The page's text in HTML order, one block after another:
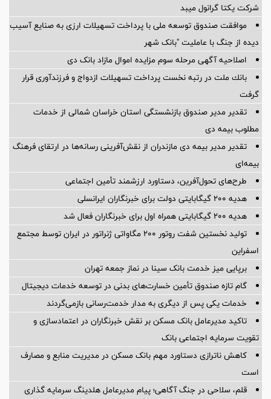
شرکت یکتا گرانول میبد
موافقت صندوق توسعه ملی با پرداخت تسهیلات ارزی به صنایع آسیب
دیده از جنگ با عاملیت "بانک شهر
اصلاحیه آگهی مرحله سوم مزایده اموال مازاد بانک دی
بانك ملت در رتبه نخست پرداخت تسهیلات ازدواج و فرزندآوری قرار
گرفت
تقدیر مدیر صندوق بازنشستگی استان خراسان شمالی از خدمات
مطلوب بیمه دی
تقدیر مدیر بیمه دی مازندران از نقش‌آفرینی رسانه‌ها در ارتقای فرهنگ
بیمه‌ای
طرح‌های تحول‌آفرین، دستاورد ارزشمند تأمین اجتماعی
هدیه ۲۰۰ گیگابایتی دولت برای خبرنگاران ایرانسلی
هدیه ۲۰۰ گیگابایتی همراه اول برای خبرنگاران فعال شد
تولید نخستین شفت روتور ۲۰۰ مگاواتی ژنراتور در ایران توسط مجتمع
اسفراین
برپایی میز خدمت بانک سینا در نماز جمعه تهران
گام تازه صندوق تأمین خسارت‌های بدنی در توسعه خدمات دیجیتال
خدمات یکی پس از دیگری به مدار خدمت‌رسانی بازمی‌گردند
تاکید مدیرعامل بانک مسکن بر نقش خبرنگاران در اعتمادسازی و
تقویت سرمایه اجتماعی بانک
کاهش ناترازی دستاورد مهم بانک مسکن در مدیریت منابع و مصارف
است
قلم، سلاحی در جنگ آگاهی؛ پیام مدیرعامل هلدینگ سرمایه گذاری